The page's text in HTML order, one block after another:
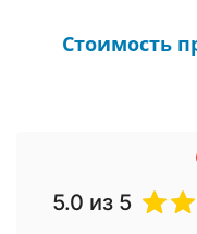
Стоимость
5.0 из 5